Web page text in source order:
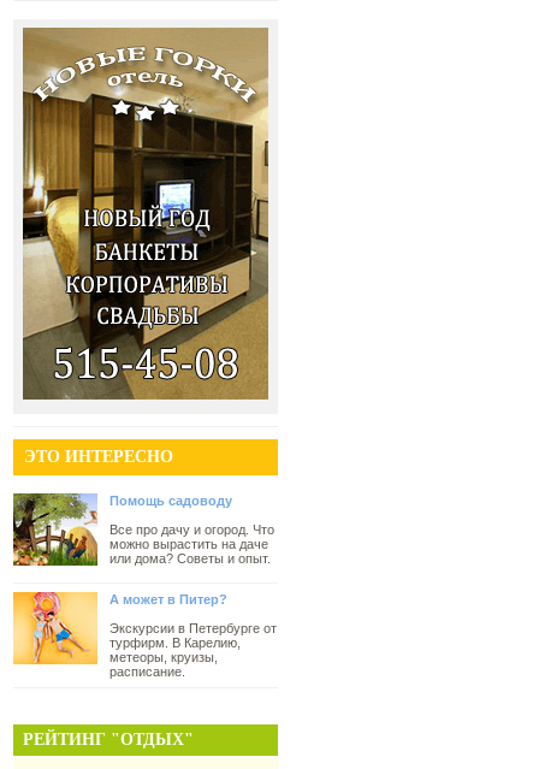
ЭТО ИНТЕРЕСНО
Помощь садоводу
Все про дачу и огород. Что
можно вырастить на даче
или дома? Советы и опыт.
А может в Питер?
Экскурсии в Петербурге от
турфирм. В Карелию,
метеоры, круизы,
расписание.
РЕЙТИНГ "ОТДЫХ"